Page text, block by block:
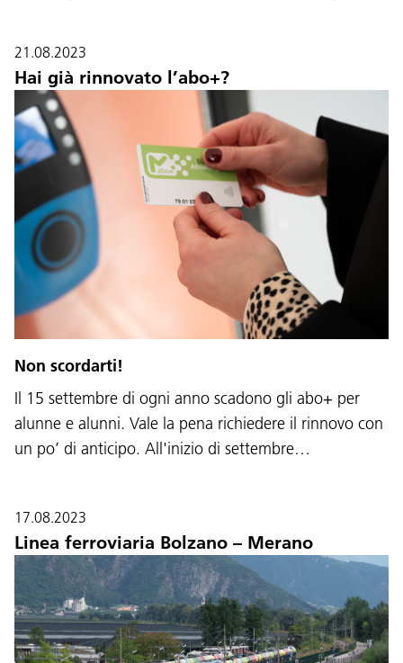
21.08.2023
Hai già rinnovato l’abo+?
Non scordarti!
Il 15 settembre di ogni anno scadono gli abo+ per
alunne e alunni. Vale la pena richiedere il rinnovo con
un po’ di anticipo. All'inizio di settembre…
17.08.2023
Linea ferroviaria Bolzano – Merano